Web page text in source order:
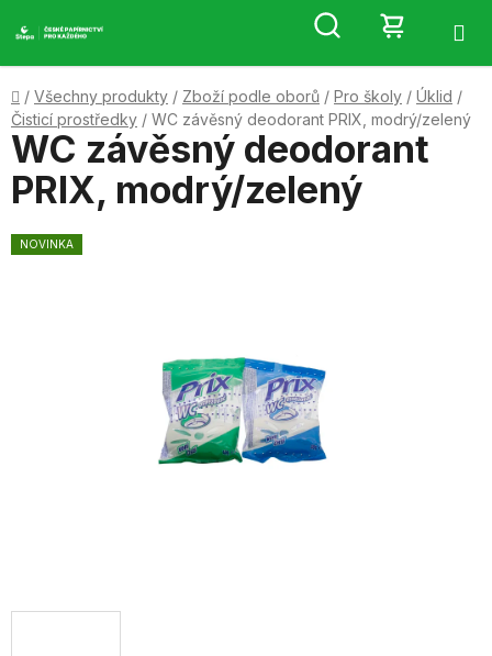
na
Hledat
KOŠÍK
Domů
/ Všechny produkty / Zboží podle oborů / Pro školy / Úklid /
Čisticí prostředky / WC závěsný deodorant PRIX, modrý/zelený
WC závěsný deodorant
PRIX, modrý/zelený
NOVINKA